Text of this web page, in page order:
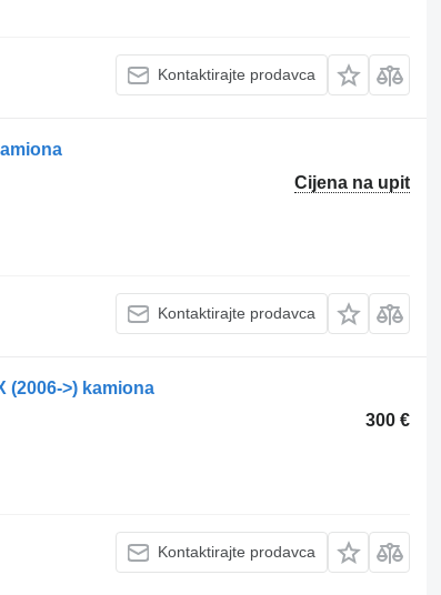
Kontaktirajte prodavca
Cijena na upit
Kontaktirajte prodavca
(2006->) kamiona
300 €
Kontaktirajte prodavca